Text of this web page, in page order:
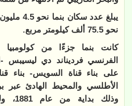
يبلغ عدد
نحو 75.5 ألف كيلومتر مربع.
كانت بنما جزءًا من كولومبيا
الفرنسي فرديناند دي
على بناء قناة السويس- بناء
الأطلسي والمحيط الهادئ عبر
وذلك